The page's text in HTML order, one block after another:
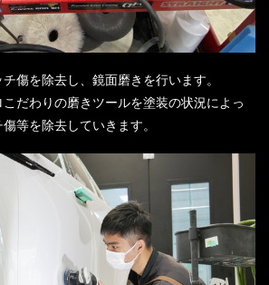
傷を除去し、鏡面磨きを行います。
だわりの磨きツールを塗装の状況によっ
等を除去していきます。